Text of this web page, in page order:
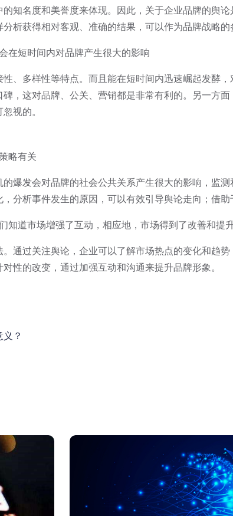
名度和美誉度来体现。因此，关于企业品牌的舆
析获得相对客观、准确的结果，可以作为品牌战略的
短时间内对品牌产生很大的影响
多样性等特点。而且能在短时间内迅速崛起发酵
，这对品牌、公关、营销都是非常有利的。另一方
视的。
略有关
发会对品牌的社会公共关系产生很大的影响，监
分析事件发生的原因，可以有效引导舆论走向；借
道市场增强了互动，相应地，市场得到了改善和提升
过关注舆论，企业可以了解市场热点的变化和趋势
性的改变，通过加强互动和沟通来提升品牌形象。
？